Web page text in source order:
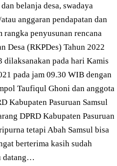
belanja desa, swadaya
anggaran pendapatan dan
rangka penyusunan rencana
Desa (RKPDes) Tahun 2022
dilaksanakan pada hari Kamis
pada jam 09.30 WIB dengan
Taufiqul Ghoni dan anggota
Kabupaten Pasuruan Samsul
DPRD Kabupaten Pasuruan
tetapi Abah Samsul bisa
berterima kasih sudah
datang…